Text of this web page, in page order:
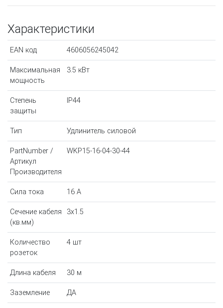
Характеристики
EAN код 4606056245042
Максимальная
мощность
3.5 кВт
Степень
защиты
IP44
Тип Удлинитель силовой
PartNumber /
Артикул
Производителя
WKP15-16-04-30-44
Сила тока 16 A
Сечение кабеля
(кв.мм)
3x1.5
Количество
розеток
4 шт
Длина кабеля 30 м
Заземление ДА